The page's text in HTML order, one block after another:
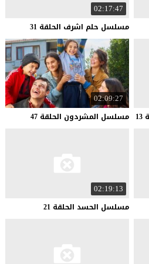
02:17:47
مسلسل حلم اشرف الحلقة 31
13
02:09:27
مسلسل المشردون الحلقة 47
02:19:13
مسلسل الحسد الحلقة 21